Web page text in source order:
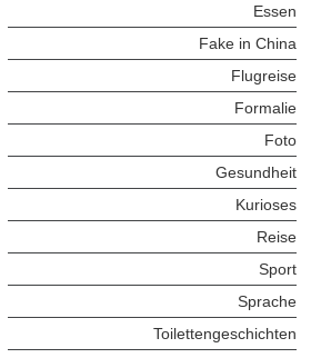
Essen
Fake in China
Flugreise
Formalie
Foto
Gesundheit
Kurioses
Reise
Sport
Sprache
Toilettengeschichten